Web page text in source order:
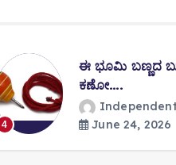
4
ಈ ಭೂಮಿ ಬಣ್ಣದ
ಕಣೋ….
June 24, 2026